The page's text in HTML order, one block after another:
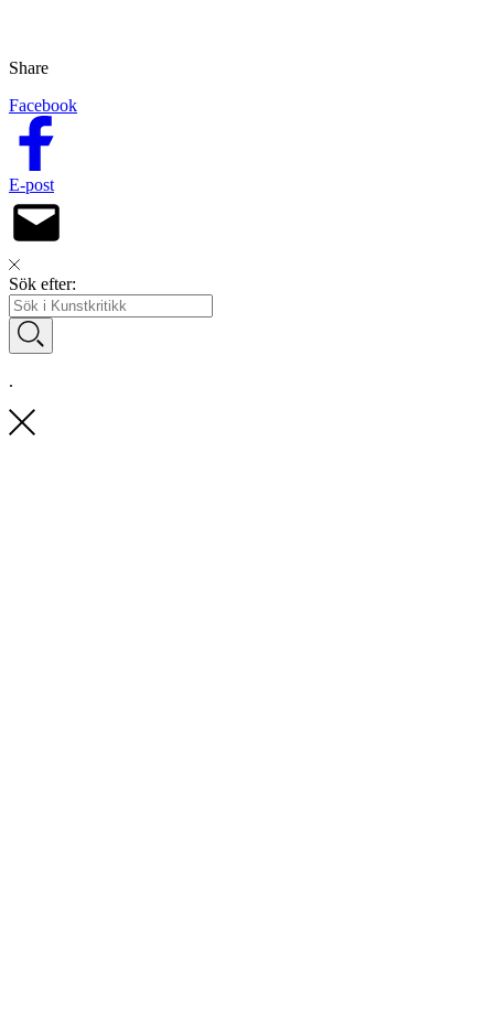
Share
Facebook
E-post
Sök efter:
.